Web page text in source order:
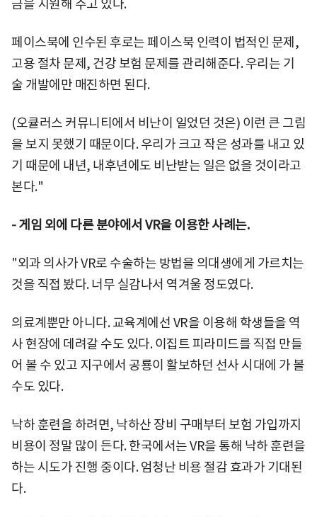
금을 지원해 주고 있다.
페이스북에 인수된 후로는 페이스북 인력이 법적인 문제,
고용 절차 문제, 건강 보험 문제를 관리해준다. 우리는 기
술 개발에만 매진하면 된다.
(오큘러스 커뮤니티에서 비난이 일었던 것은) 이런 큰 그림
을 보지 못했기 때문이다. 우리가 크고 작은 성과를 내고 있
기 때문에 내년, 내후년에도 비난받는 일은 없을 것이라고
본다."
-게임 외에 다른 분야에서 VR을 이용한 사례는.
"외과 의사가 VR로 수술하는 방법을 의대생에게 가르치는
것을 직접 봤다. 너무 실감나서 역겨울 정도였다.
의료계뿐만 아니다. 교육계에선 VR을 이용해 학생들을 역
사 현장에 데려갈 수도 있다. 이집트 피라미드를 직접 만들
어 볼 수 있고 지구에서 공룡이 활보하던 선사 시대에 가 볼
수도 있다.
낙하 훈련을 하려면, 낙하산 장비 구매부터 보험 가입까지
비용이 정말 많이 든다. 한국에서는 VR을 통해 낙하 훈련을
하는 시도가 진행 중이다. 엄청난 비용 절감 효과가 기대된
다.